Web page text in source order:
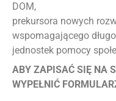
DOM,
prekursora nowych
wspomagającego
jednostek pomocy
ABY ZAPISAĆ SIĘ NA
WYPEŁNIĆ